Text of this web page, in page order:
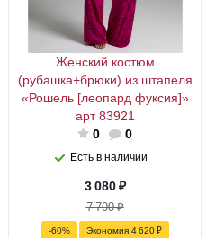
Женский костюм
(рубашка+брюки) из штапеля
«Рошель [леопард фуксия]»
арт 83921
0
0
Есть в наличии
3 080₽
7 700₽
-60% Экономия 4 620₽